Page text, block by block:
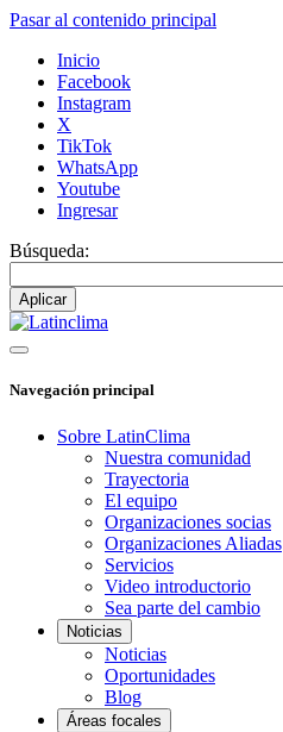
Pasar al contenido principal
Inicio
Facebook
Instagram
X
TikTok
WhatsApp
Youtube
Ingresar
Búsqueda:
Navegación principal
Sobre LatinClima
Nuestra comunidad
Trayectoria
El equipo
Organizaciones socias
Organizaciones Aliadas
Servicios
Video introductorio
Sea parte del cambio
Noticias
Noticias
Oportunidades
Blog
Áreas focales